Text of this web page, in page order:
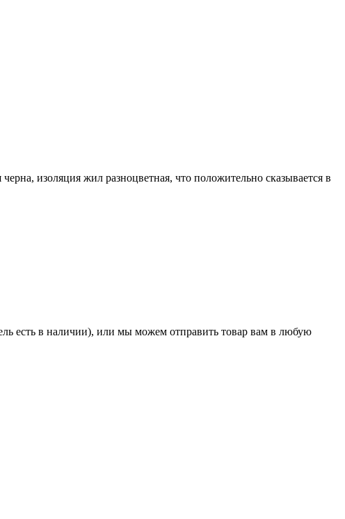
изоляция жил разноцветная, что положительно сказывается в
есть в наличии), или мы можем отправить товар вам в любую